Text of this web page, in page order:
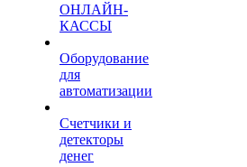
ОНЛАЙН-
КАССЫ
Оборудование
для
автоматизации
Счетчики и
детекторы
денег